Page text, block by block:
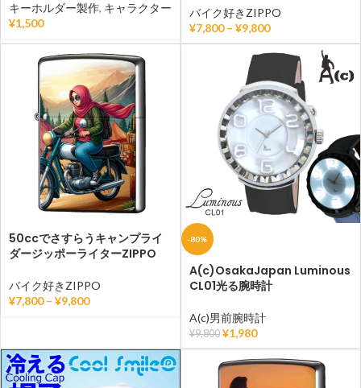
キーホルダー製作, キャラクター
¥1,500
バイク好きZIPPO
¥7,800 – ¥9,800
50ccでさすらうキャンプライ
ダージッポーライターZIPPO
バイク好きZIPPO
¥7,800 – ¥9,800
-80%
A(c)OsakaJapan Luminous
CL01光る腕時計
A(c)男前腕時計
¥9,800 ¥1,980